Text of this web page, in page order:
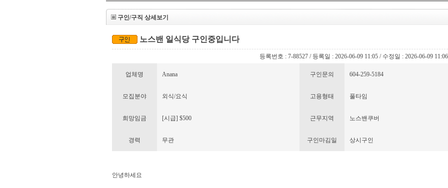
구인/구직 상세보기
노스밴 일식당 구인중입니다
등록번호 : 7-88527 / 등록일 : 2026-06-09 11:05 / 수정일 : 2026-06-09
업체명 Anana 구인문의 604-259-5184
모집분야 외식/요식 고용형태 풀타임
희망임금 [시급] $500 근무지역 노스밴쿠버
경력 무관 구인마김일 상시구인
안녕하세요